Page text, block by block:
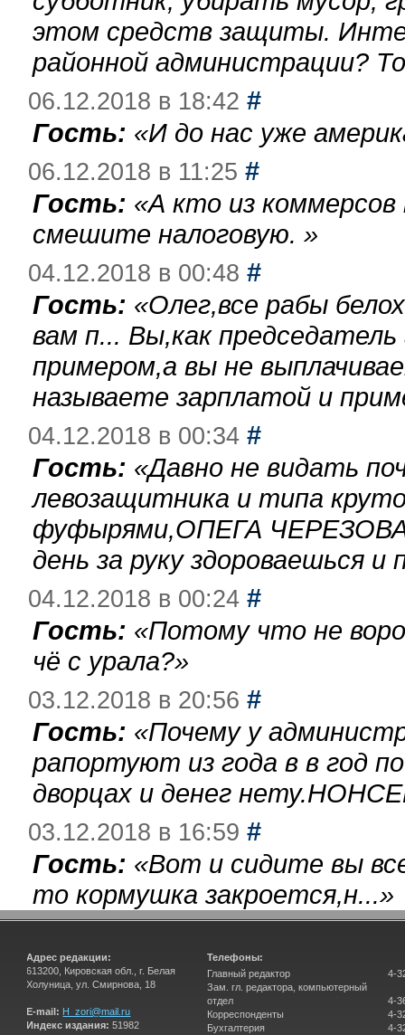
этом средств защиты.
районной администрации?
06.12.2018 в 18:42 #
Гость: «И до нас уже
06.12.2018 в 11:25 #
Гость: «А кто из
смешите налоговую. »
04.12.2018 в 00:48 #
Гость: «Олег,все рабы
вам п... Вы,как
примером,а вы не
называете зарплатой и
04.12.2018 в 00:34 #
Гость: «Давно не видать
левозащитника и типа
фуфырями,ОПЕГА
день за руку здороваешься
04.12.2018 в 00:24 #
Гость: «Потому что не
чё с урала?»
03.12.2018 в 20:56 #
Гость: «Почему у
рапортуют из года в в год
дворцах и денег
03.12.2018 в 16:59 #
Гость: «Вот и сидите вы
то кормушка закроется,н...»
Адрес редакции:
613200, Кировская обл., г. Белая
Холуница, ул. Смирнова, 18
E-mail: H_zori@mail.ru
Индекс издания: 51982
Телефоны:
Главный редактор
Зам. гл. редактора, компьютерный
отдел
Корреспонденты
Бухгалтерия
4-
4-
4-
4-